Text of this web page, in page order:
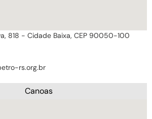
818 - Cidade Baixa, CEP 90050-100
rs.org.br
Canoas